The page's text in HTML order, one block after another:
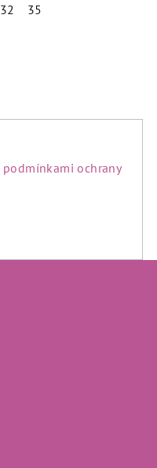
32
35
podmínkami ochrany